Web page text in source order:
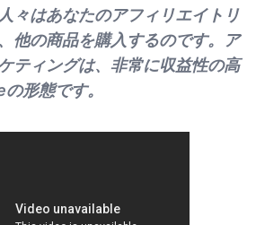
々はあなたのアフィリエイトリ
他の商品を購入するのです。ア
ティングは、非常に収益性の高
形態です。